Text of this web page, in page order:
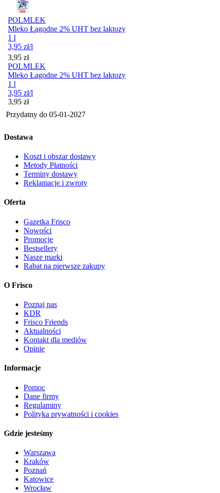
POLMLEK
Mleko Łagodne 2% UHT bez laktozy
1 l
3,95 zł/l
Cena
3,95 zł
POLMLEK
Mleko Łagodne 2% UHT bez laktozy
1 l
3,95 zł/l
Cena
3,95 zł
Przydatny do 05-01-2027
Dostawa
Koszt i obszar dostawy
Metody Płatności
Terminy dostawy
Reklamacje i zwroty
Oferta
Gazetka Frisco
Nowości
Promocje
Bestsellery
Nasze marki
Rabat na pierwsze zakupy
O Frisco
Poznaj nas
KDR
Frisco Friends
Aktualności
Kontakt dla mediów
Opinie
Informacje
Pomoc
Dane firmy
Regulaminy
Polityka prywatności i cookies
Gdzie jesteśmy
Warszawa
Kraków
Poznań
Katowice
Wrocław